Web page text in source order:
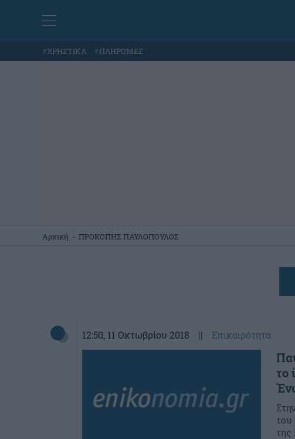
#ΧΡΗΣΤΙΚΑ #ΠΛΗΡΩΜΕΣ
Αρχική - ΠΡΟΚΟΠΗΣ ΠΑΥΛΟΠΟΥΛΟΣ
12:50, 11 Οκτωβρίου 2018 || Επικαιρότητα
το
του
της